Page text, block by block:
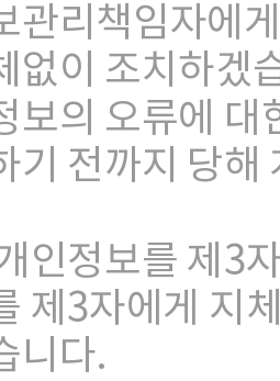
관리책임자에
없이 조치하겠
보의 오류에
기 전까지 당
인정보를 제3
제3자에게 지
니다.